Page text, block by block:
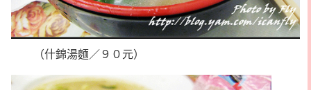
（什錦湯麵／９０元）